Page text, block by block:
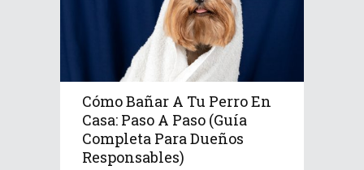
Cómo Bañar A Tu Perro En
Casa: Paso A Paso (Guía
Completa Para Dueños
Responsables)